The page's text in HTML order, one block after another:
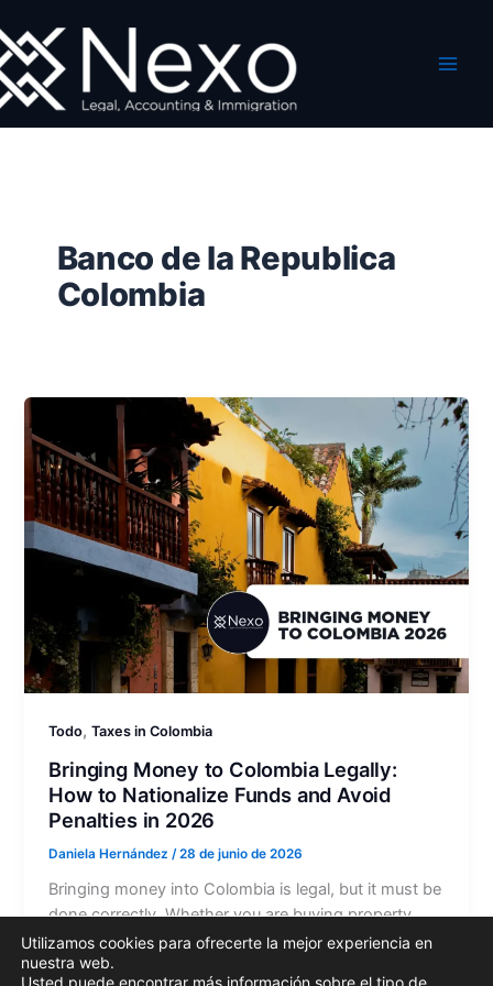
al
contenido
Banco de la Republica
Colombia
Todo,Taxes in Colombia
Bringing Money to Colombia Legally:
How to Nationalize Funds and Avoid
Penalties in 2026
Daniela Hernández/28 de junio de 2026
Bringing money into Colombia is legal, but it must be
done correctly. Whether you are buying property,
investing in a company, funding a business,
receiving…
Utilizamos cookies para ofrecerte la mejor experiencia en
nuestra web.
Usted puede encontrar más información sobre el tipo de